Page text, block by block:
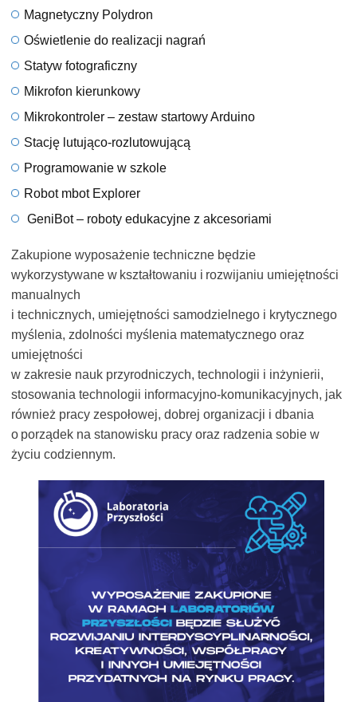
Magnetyczny Polydron
Oświetlenie do realizacji nagrań
Statyw fotograficzny
Mikrofon kierunkowy
Mikrokontroler – zestaw startowy Arduino
Stację lutująco-rozlutowującą
Programowanie w szkole
Robot mbot Explorer
GeniBot – roboty edukacyjne z akcesoriami
Zakupione wyposażenie techniczne będzie
wykorzystywane w kształtowaniu i rozwijaniu umiejętności
manualnych
i technicznych, umiejętności samodzielnego i krytycznego
myślenia, zdolności myślenia matematycznego oraz
umiejętności
w zakresie nauk przyrodniczych, technologii i inżynierii,
stosowania technologii informacyjno-komunikacyjnych, jak
również pracy zespołowej, dobrej organizacji i dbania
o porządek na stanowisku pracy oraz radzenia sobie w
życiu codziennym.